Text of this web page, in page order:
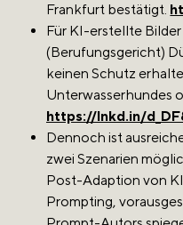
Frankfurt bestätigt.
Für KI-erstellte
(Berufungsgericht)
keinen Schutz
Unterwasserhundes
https://lnkd.in/
Dennoch ist
zwei Szenarien
Post-Adaption von
Prompting,